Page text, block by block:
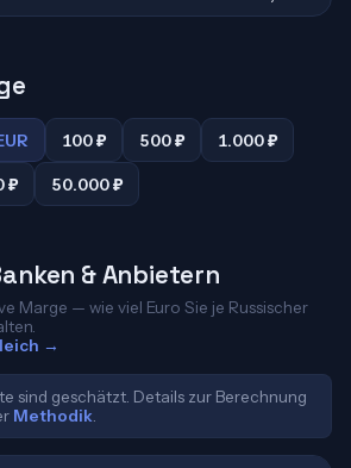
100 ₽ 500 ₽ 1.000 ₽
₽ 50.000 ₽
& Anbietern
Marge — wie viel Euro Sie je Russischer
→
sind geschätzt. Details zur Berechnung
Methodik